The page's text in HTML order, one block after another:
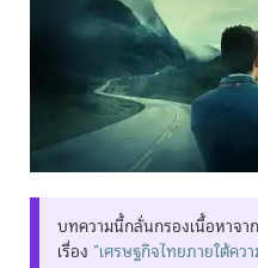
บทความนี้กลั่นกรองเนื้อหาจา
เรื่อง “เศรษฐกิจไทยภายใต้คว